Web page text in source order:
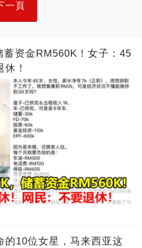
下一頁
资金RM560K！女子：45
！
的10位女星，马来西亚这